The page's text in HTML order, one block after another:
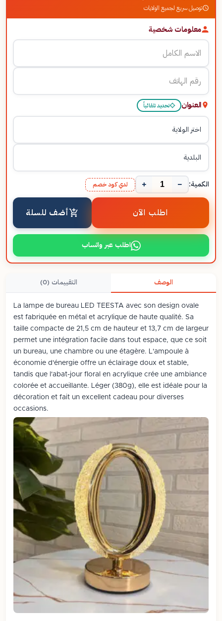
توصيل سريع لجميع الولايات
معلومات شخصية
العنوان تحديد تلقائياً
الكمية: −
+ لدي كود خصم
اطلب الآن أضف للسلة
اطلب عبر واتساب
الوصف التقييمات (0)
La lampe de bureau LED TEESTA avec son design ovale
est fabriquée en métal et acrylique de haute qualité. Sa
taille compacte de 21,5 cm de hauteur et 13,7 cm de largeur
permet une intégration facile dans tout espace, que ce soit
un bureau, une chambre ou une étagère. L'ampoule à
économie d'énergie offre un éclairage doux et stable,
tandis que l'abat-jour floral en acrylique crée une ambiance
colorée et accueillante. Léger (380g), elle est idéale pour la
décoration et fait un excellent cadeau pour diverses
occasions.